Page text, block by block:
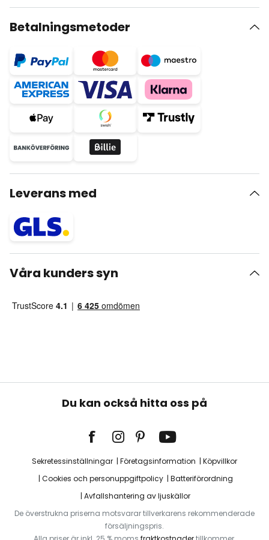
Betalningsmetoder
Leverans med
Våra kunders syn
Du kan också hitta oss på
Sekretessinställningar Företagsinformation
Köpvillkor
Cookies och personuppgiftpolicy
Batteriförordning
Avfallshantering av ljuskällor
De överstrukna priserna motsvarar tillverkarens rekommenderade
försäljningspris.